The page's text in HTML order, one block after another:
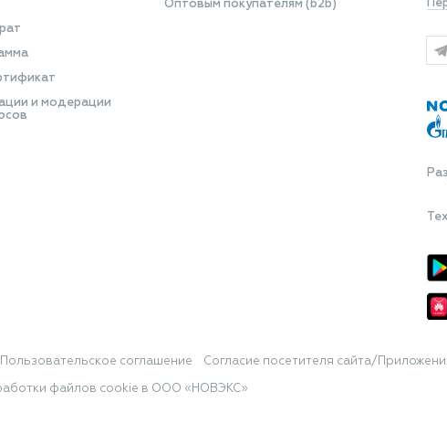
и модерации
Оптовым покупателям (b2b)
Пользовательское соглашение Согласие посетителя сайта/
файлов cookie в ООО «НОВЭКС»